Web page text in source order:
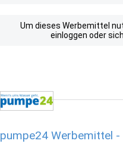
Um dieses Werbemittel
einloggen oder sich
pumpe24 Werbemittel -